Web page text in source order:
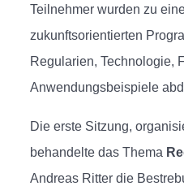
Teilnehmer wurden zu
zukunftsorientierten
Regularien, Technologie,
Anwendungsbeispiele
Die erste Sitzung,
behandelte das Thema
Andreas Ritter die